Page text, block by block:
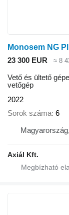
Monosem NG
23 300 EUR
≈ 8
Vető és ültető
vetőgép
2022
Sorok száma 6
Axiál Kft.